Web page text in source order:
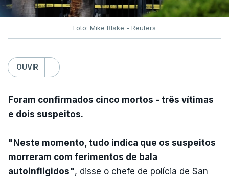
Foto: Mike Blake - Reuters
OUVIR
Foram confirmados cinco mortos - três vítimas
e dois suspeitos.
"Neste momento, tudo indica que os suspeitos
morreram com ferimentos de bala
autoinfligidos", disse o chefe de polícia de San